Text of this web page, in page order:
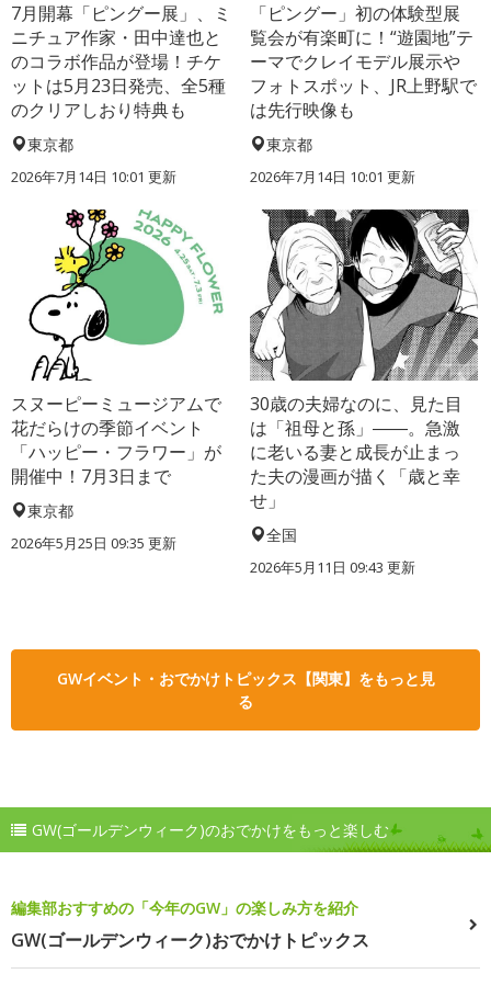
7月開幕「ピングー展」、ミ
ニチュア作家・田中達也と
のコラボ作品が登場！チケ
ットは5月23日発売、全5種
のクリアしおり特典も
東京都
2026年7月14日 10:01 更新
「ピングー」初の体験型展
覧会が有楽町に！“遊園地”テ
ーマでクレイモデル展示や
フォトスポット、JR上野駅で
は先行映像も
東京都
2026年7月14日 10:01 更新
スヌーピーミュージアムで
花だらけの季節イベント
「ハッピー・フラワー」が
開催中！7月3日まで
東京都
2026年5月25日 09:35 更新
30歳の夫婦なのに、見た目
は「祖母と孫」――。急激
に老いる妻と成長が止まっ
た夫の漫画が描く「歳と幸
せ」
全国
2026年5月11日 09:43 更新
GWイベント・おでかけトピックス【関東】をもっと見
る
GW(ゴールデンウィーク)のおでかけをもっと楽しむ
編集部おすすめの「今年のGW」の楽しみ方を紹介
GW(ゴールデンウィーク)おでかけトピックス